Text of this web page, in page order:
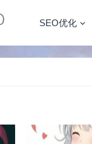
SEO优化